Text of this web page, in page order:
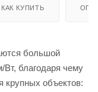
КАК КУПИТЬ
большой
благодаря чему
крупных объектов: